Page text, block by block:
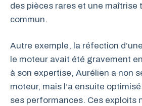
des pièces rares et une maîtrise
commun.
Autre exemple, la réfection
le moteur avait été gravement
à son expertise, Aurélien a non
moteur, mais l’a ensuite
ses performances. Ces exploits